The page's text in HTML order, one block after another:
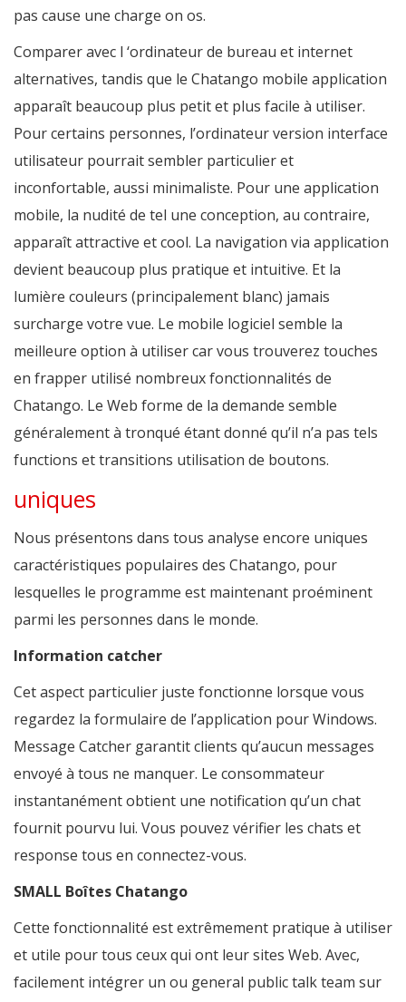
pas cause une charge on os.
Comparer avec l ‘ordinateur de bureau et internet
alternatives, tandis que le Chatango mobile application
apparaît beaucoup plus petit et plus facile à utiliser.
Pour certains personnes, l’ordinateur version interface
utilisateur pourrait sembler particulier et
inconfortable, aussi minimaliste. Pour une application
mobile, la nudité de tel une conception, au contraire,
apparaît attractive et cool. La navigation via application
devient beaucoup plus pratique et intuitive. Et la
lumière couleurs (principalement blanc) jamais
surcharge votre vue. Le mobile logiciel semble la
meilleure option à utiliser car vous trouverez touches
en frapper utilisé nombreux fonctionnalités de
Chatango. Le Web forme de la demande semble
généralement à tronqué étant donné qu’il n’a pas tels
functions et transitions utilisation de boutons.
uniques
Nous présentons dans tous analyse encore uniques
caractéristiques populaires des Chatango, pour
lesquelles le programme est maintenant proéminent
parmi les personnes dans le monde.
Information catcher
Cet aspect particulier juste fonctionne lorsque vous
regardez la formulaire de l’application pour Windows.
Message Catcher garantit clients qu’aucun messages
envoyé à tous ne manquer. Le consommateur
instantanément obtient une notification qu’un chat
fournit pourvu lui. Vous pouvez vérifier les chats et
response tous en connectez-vous.
SMALL Boîtes Chatango
Cette fonctionnalité est extrêmement pratique à utiliser
et utile pour tous ceux qui ont leur sites Web. Avec,
facilement intégrer un ou general public talk team sur